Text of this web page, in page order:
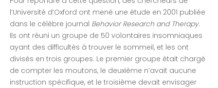
l’Université d’Oxford ont mené une étude en 2001 publiée
dans le célèbre journal Behavior Research and Therapy.
Ils ont réuni un groupe de 50 volontaires insomniaques
ayant des difficultés à trouver le sommeil, et les ont
divisés en trois groupes. Le premier groupe était chargé
de compter les moutons, le deuxième n’avait aucune
instruction spécifique, et le troisième devait envisager